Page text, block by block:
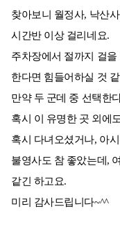
찾아보니 월정사, 낙산
시간반 이상 걸리네요.
주차장에서 절까지 걸
한다면 힘들어하실 것
만약 두 군데 중 선택한
혹시 이 유명한 곳 외에
혹시 다녀오셨거나, 아
불영사도 참 좋았는데,
같긴 하고요.
미리 감사드립니다~^^